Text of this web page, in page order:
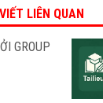
LIÊN QUAN
GROUP